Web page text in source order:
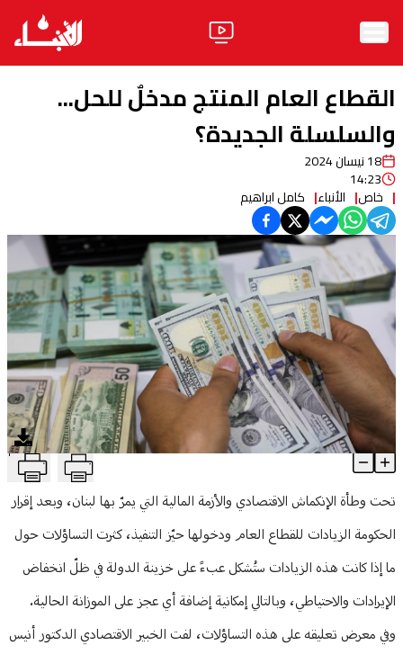
الأخبار
ثقافة ومجتمع
منوعات
آراء
فيديو
مواقف
وليد جنبلاطالحزب
ابحث
القطاع العام المنتج مدخلٌ للحل...
والسلسلة الجديدة؟
18 نيسان 2024
14:23
خاص الأنباء كامل ابراهيم
القطاع العام المنتج مدخلٌ للحل... والسلسلة الجديدة؟ T
Article Content
تحت وطأة الإنكماش الاقتصادي والأزمة المالية التي يمرّ بها لبنان، وبعد إقرار
الحكومة الزيادات للقطاع العام ودخولها حيّز التنفيذ، كثرت التساؤلات حول
ما إذا كانت هذه الزيادات ستُشكل عبءً على خزينة الدولة في ظلّ انخفاض
الإيرادات والاحتياطي، وبالتالي إمكانية إضافة أي عجز على الموزانة الحالية.
وفي معرض تعليقه على هذه التساؤلات، لفت الخبير الاقتصادي الدكتور أنيس